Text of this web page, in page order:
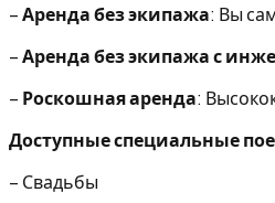
–Аренда без экипажа: Вы
–Аренда без экипажа с
– Роскошная аренда:
Доступные специальные
– Свадьбы